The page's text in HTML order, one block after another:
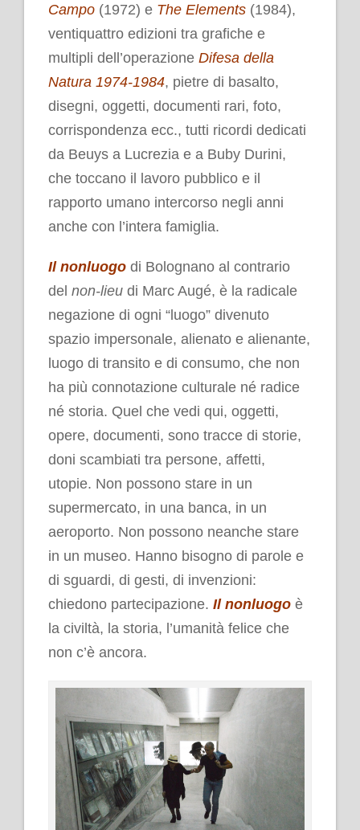
Campo (1972) e The Elements (1984),
ventiquattro edizioni tra grafiche e
multipli dell’operazione Difesa della
Natura 1974-1984, pietre di basalto,
disegni, oggetti, documenti rari, foto,
corrispondenza ecc., tutti ricordi dedicati
da Beuys a Lucrezia e a Buby Durini,
che toccano il lavoro pubblico e il
rapporto umano intercorso negli anni
anche con l’intera famiglia.
Il nonluogo di Bolognano al contrario
del non-lieu di Marc Augé, è la radicale
negazione di ogni “luogo” divenuto
spazio impersonale, alienato e alienante,
luogo di transito e di consumo, che non
ha più connotazione culturale né radice
né storia. Quel che vedi qui, oggetti,
opere, documenti, sono tracce di storie,
doni scambiati tra persone, affetti,
utopie. Non possono stare in un
supermercato, in una banca, in un
aeroporto. Non possono neanche stare
in un museo. Hanno bisogno di parole e
di sguardi, di gesti, di invenzioni:
chiedono partecipazione. Il nonluogo è
la civiltà, la storia, l’umanità felice che
non c’è ancora.